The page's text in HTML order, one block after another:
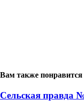
Вам также понравится
Сельская правда